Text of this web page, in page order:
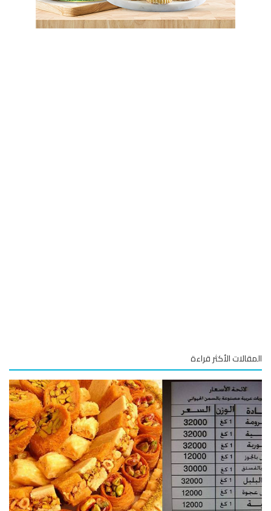
الأكثر قراءة